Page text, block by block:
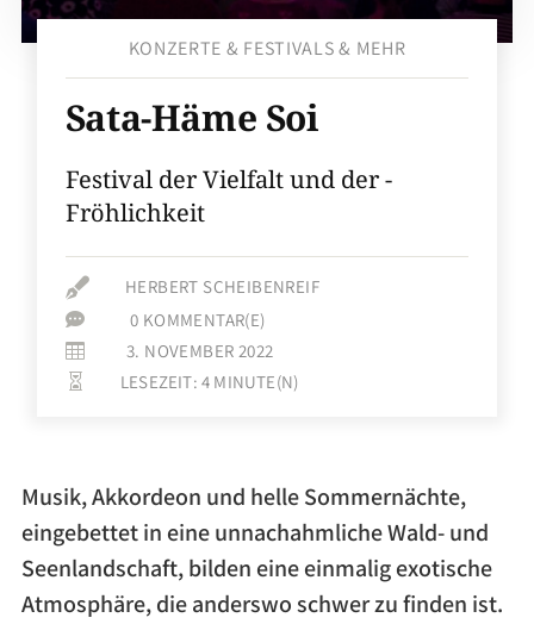
KONZERTE & FESTIVALS & MEHR
Sata-​Häme Soi
Festival der Vielfalt und der ­
Fröhlichkeit
 HERBERT SCHEIBENREIF
 0 KOMMENTAR(E)
 3. NOVEMBER 2022
 LESEZEIT: 4 MINUTE(N)
Musik, Akkordeon und helle Sommernächte,
­eingebettet in eine unnachahmliche Wald- und
Seenlandschaft, bilden eine einmalig exotische
Atmosphäre, die anderswo schwer zu finden ist.